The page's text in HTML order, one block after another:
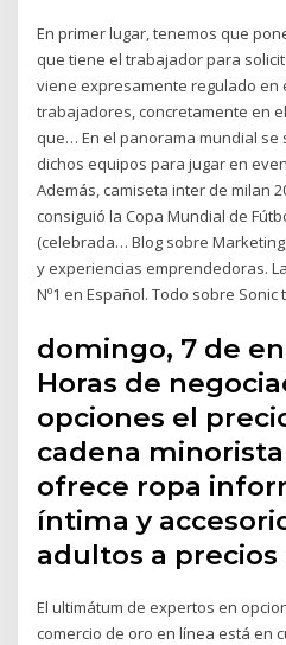
En primer lugar, tenemos que
que tiene el trabajador para
viene expresamente regulado en
trabajadores, concretamente en
que… En el panorama mundial se
dichos equipos para jugar en
Además, camiseta inter de milan
consiguió la Copa Mundial de
(celebrada… Blog sobre
y experiencias emprendedoras.
Nº1 en Español. Todo sobre
domingo, 7 de
Horas de
opciones el
cadena
ofrece ropa
íntima y
adultos a precios
El ultimátum de expertos en
comercio de oro en línea está en